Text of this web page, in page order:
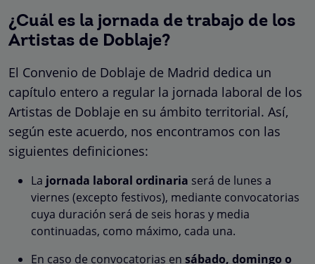
¿Cuál es la jornada de trabajo de los
Artistas de Doblaje?
El Convenio de Doblaje de Madrid dedica un
capítulo entero a regular la jornada laboral de los
Artistas de Doblaje en su ámbito territorial. Así,
según este acuerdo, nos encontramos con las
siguientes definiciones:
La jornada laboral ordinaria será de lunes a
viernes (excepto festivos), mediante convocatorias
cuya duración será de seis horas y media
continuadas, como máximo, cada una.
En caso de convocatorias en sábado, domingo o